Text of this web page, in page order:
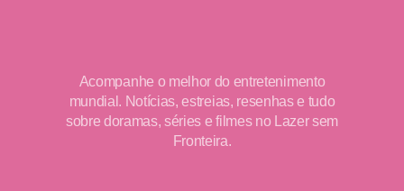
Acompanhe o melhor do entretenimento
mundial. Notícias, estreias, resenhas e tudo
sobre doramas, séries e filmes no Lazer sem
Fronteira.